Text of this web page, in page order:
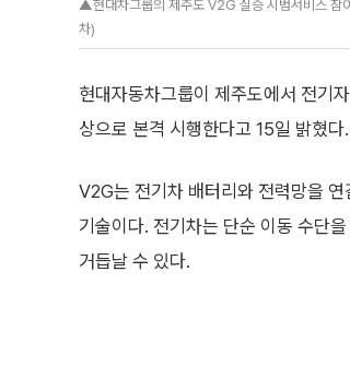
▲현대차그룹의 제주도 V2G 실증 시범서비스 참
차)
현대자동차그룹이 제주도에서 전기
상으로 본격 시행한다고 15일 밝혔다.
V2G는 전기차 배터리와 전력망을
기술이다. 전기차는 단순 이동 수단
거듭날 수 있다.